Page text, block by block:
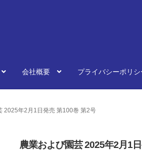
会社概要 プライバシーポリシ
2025年2月1日発売 第100巻 第2号
農業および園芸 2025年2月1